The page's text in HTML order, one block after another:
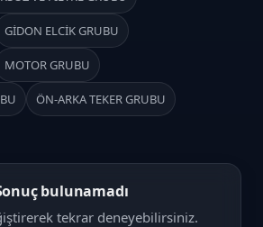
GİDON ELCİK GRUBU
MOTOR GRUBU
ÖN-ARKA TEKER GRUBU
bulunamadı
tekrar deneyebilirsiniz.